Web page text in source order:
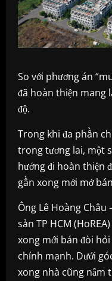
So với phương án
đã hoàn thiện mang
độ.
Trong khi đa phần
trong tương lai, một
hướng đi hoàn thiện
gần xong mới mở
Ông Lê Hoàng Châu
sản TP HCM
xong mới bán đòi
chính mạnh. Dưới
xong nhà cũng nằm